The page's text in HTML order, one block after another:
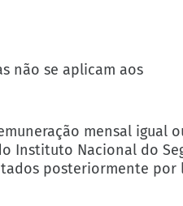
não se aplicam aos
mensal igual
Instituto Nacional do
posteriormente por